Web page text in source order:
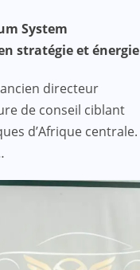
System
stratégie et énergie
directeur
de conseil ciblant
d’Afrique centrale.